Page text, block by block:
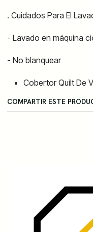
. Cuidados Para El
- Lavado en máquina
- No blanquear
Cobertor Quilt De
COMPARTIR ESTE